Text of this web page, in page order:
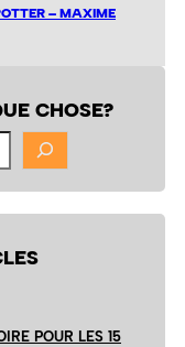
– MAXIME
CHOSE?
POUR LES 15